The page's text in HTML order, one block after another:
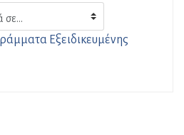
Εξειδικευμένης